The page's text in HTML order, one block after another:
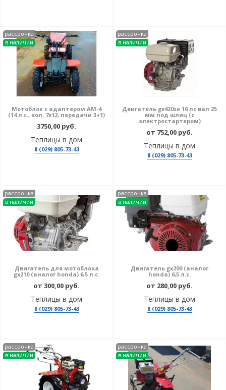
рассрочка
в наличии
Мотоблок с адаптером АМ-4
(14 л.с., кол. 7х12, передачи 3+1)
3750,00 руб.
Теплицы в дом
8 (029) 805-73-43
рассрочка
в наличии
Двигатель gx420se 16 лс вал 25
мм под шлиц (с
электростартером)
от 752,00 руб.
Теплицы в дом
8 (029) 805-73-43
рассрочка
в наличии
Двигатель для мотоблока
gx210 (аналог honda) 6,5 л.с.
от 300,00 руб.
Теплицы в дом
8 (029) 805-73-43
рассрочка
в наличии
Двигатель gx200 (аналог
honda) 6,5 л.с.
от 280,00 руб.
Теплицы в дом
8 (029) 805-73-43
рассрочка
в наличии
рассрочка
в наличии